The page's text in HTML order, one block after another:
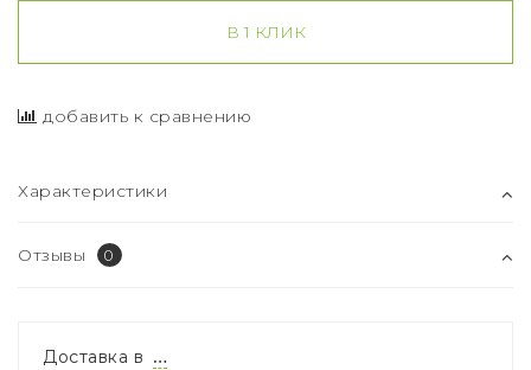
В 1 КЛИК
добавить к сравнению
Характеристики
Отзывы 0
Доставка в …